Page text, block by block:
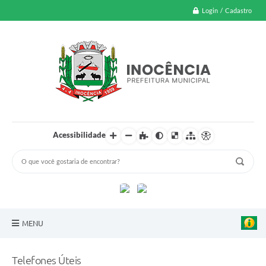
Login / Cadastro
Acessibilidade
MENU
Telefones Úteis